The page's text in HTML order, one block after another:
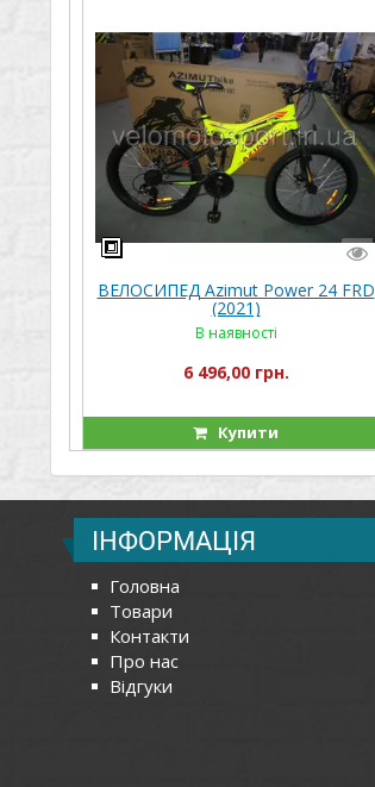
ВЕЛОСИПЕД Azimut Power 24 FRD
(2021)
В наявності
6 496,00 грн.
Купити
ІНФОРМАЦІЯ
Головна
Товари
Контакти
Про нас
Відгуки